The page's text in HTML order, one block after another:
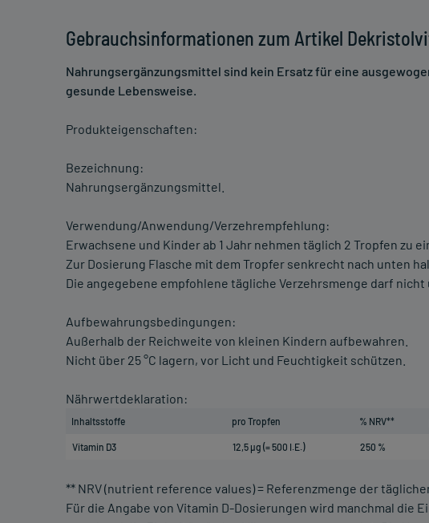
Gebrauchsinformationen zum Artikel
Nahrungsergänzungsmittel sind kein Ersatz für eine
gesunde Lebensweise.
Produkteigenschaften:
Bezeichnung:
Nahrungsergänzungsmittel.
Verwendung/Anwendung/Verzehrempfehlung:
Erwachsene und Kinder ab 1 Jahr nehmen täglich 2 Tropfen zu
Zur Dosierung Flasche mit dem Tropfer senkrecht nach unten
Die angegebene empfohlene tägliche Verzehrsmenge darf
Aufbewahrungsbedingungen:
Außerhalb der Reichweite von kleinen Kindern aufbewahren.
Nicht über 25 °C lagern, vor Licht und Feuchtigkeit schützen.
Nährwertdeklaration:
Inhaltsstoffe pro Tropfen % NRV**
Vitamin D3 12,5 µg (= 500 I.E.) 250 %
** NRV (nutrient reference values) = Referenzmenge der
Für die Angabe von Vitamin D-Dosierungen wird manchmal die